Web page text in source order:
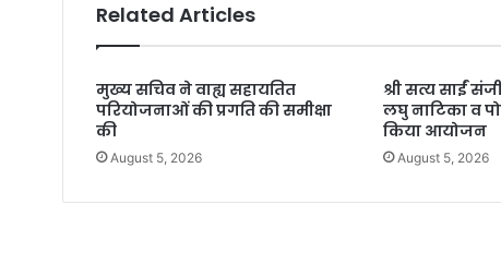
Related Articles
मुख्य सचिव ने वाह्य सहायतित
परियोजनाओं की प्रगति की समीक्षा
की
August 5, 2026
श्री सत्य साईं
लघु नाटिका व
किया आयोजन
August 5, 2026